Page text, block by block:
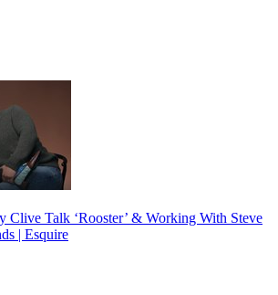
Clive Talk ‘Rooster’ & Working With Steve
| Esquire